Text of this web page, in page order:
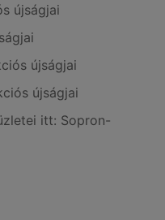
újságjai
újságjai
újságjai
itt: Sopron-